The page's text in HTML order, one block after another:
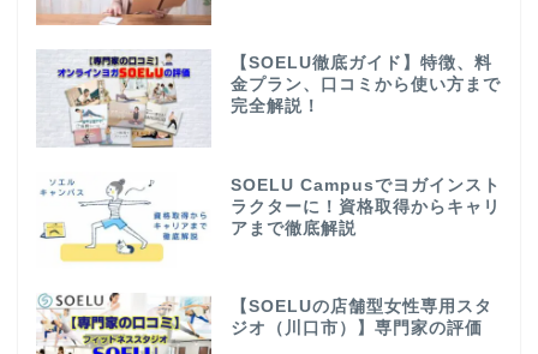
【SOELU徹底ガイド】特徴、料
金プラン、口コミから使い方まで
完全解説！
SOELU Campusでヨガインスト
ラクターに！資格取得からキャリ
アまで徹底解説
【SOELUの店舗型女性専用スタ
ジオ（川口市）】専門家の評価